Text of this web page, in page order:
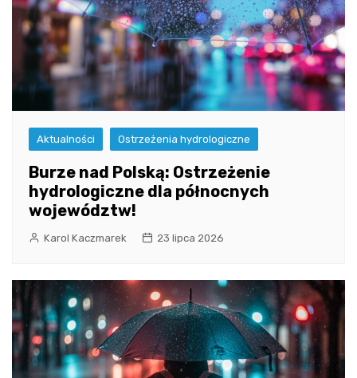
Aktualności Ostrzeżenia hydrologiczne
Burze nad Polską: Ostrzeżenie
hydrologiczne dla północnych
województw!
Karol Kaczmarek 23 lipca 2026